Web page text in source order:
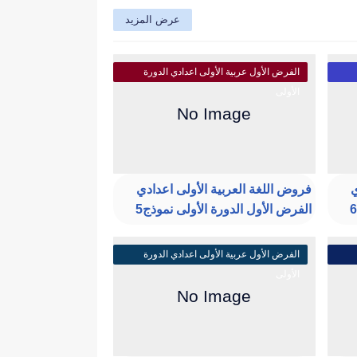
عرض المزيد
الفرض الأول عربية الأولى اعدادي الدورة
فروض اللغة العربية الأولى اعدادي
الفرض الأول الدورة الأولى نموذج5
الفرض الأول عربية الأولى اعدادي الدورة